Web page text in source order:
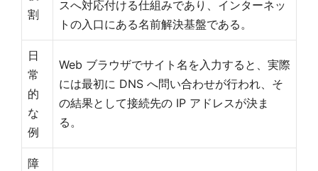
割
スへ対応付ける仕組みであり、インターネッ
トの入口にある名前解決基盤である。
日
常
的
な
例
Web ブラウザでサイト名を入力すると、実際
には最初に DNS へ問い合わせが行われ、そ
の結果として接続先の IP アドレスが決ま
る。
障